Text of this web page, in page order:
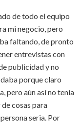
de todo el equipo
mi negocio, pero
faltando, de pronto
entrevistas con
publicidad y no
porque claro
pero aún así no tenía
cosas para
seria. Por